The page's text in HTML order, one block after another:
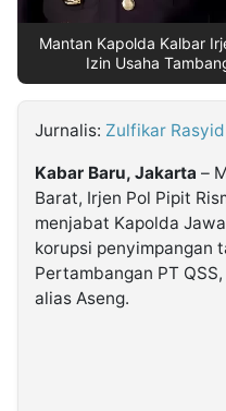
Kabarbaru.co
2026
Mantan Kapolda Kalbar
Izin Usaha
Jurnalis: Zulfikar Rasyid
Kabar Baru, Jakarta –
Barat, Irjen Pol Pipit
menjabat Kapolda
korupsi penyimpangan
Pertambangan PT
alias Aseng.